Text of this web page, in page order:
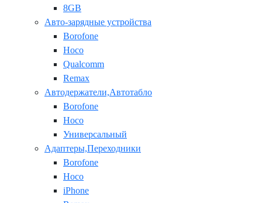
8GB
Авто-зарядные устройства
Borofone
Hoco
Qualcomm
Remax
Автодержатели,Автотабло
Borofone
Hoco
Универсальный
Адаптеры,Переходники
Borofone
Hoco
iPhone